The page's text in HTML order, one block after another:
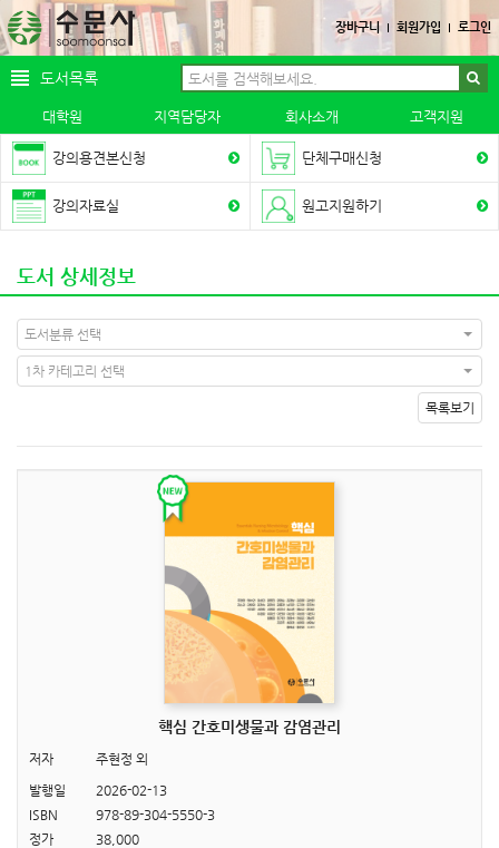
장바구니 회원가입 로그인
도서목록
대학원 지역담당자 회사소개 고객지원
강의용견본신청 단체구매신청
강의자료실 원고지원하기
도서 상세정보
도서분류 선택
1차 카테고리 선택
목록보기
핵심 간호미생물과 감염관리
저자
주현정 외
발행일
2026-02-13
ISBN
978-89-304-5550-3
정가
38,000